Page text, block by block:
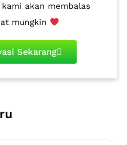
akan membalas
mungkin
Sekarang